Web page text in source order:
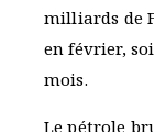
milliards de
en février,
mois.
Le pétrole